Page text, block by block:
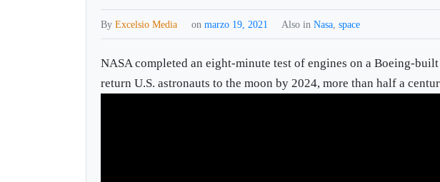
ByExcelsio Media onmarzo 19, 2021 Also inNasa ,space
NASA completed an eight-minute test of engines on a Boeing-
return U.S. astronauts to the moon by 2024, more than half a